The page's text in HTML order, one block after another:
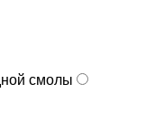
смолы